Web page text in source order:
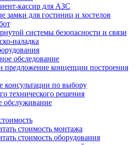
кассир для АЗС
замки для гостиниц и хостелов
системы безопасности и связи
наладка
обследование
предложение концепции построения
консультации по выбору
технического решения
обслуживание
стоимость монтажа
стоимость оборудования